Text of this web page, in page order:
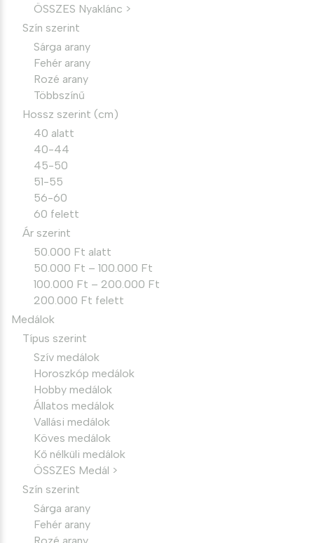
ÖSSZES Nyaklánc >
Szín szerint
Sárga arany
Fehér arany
Rozé arany
Többszínű
Hossz szerint (cm)
40 alatt
40-44
45-50
51-55
56-60
60 felett
Ár szerint
50.000 Ft alatt
50.000 Ft – 100.000 Ft
100.000 Ft – 200.000 Ft
200.000 Ft felett
Medálok
Típus szerint
Szív medálok
Horoszkóp medálok
Hobby medálok
Állatos medálok
Vallási medálok
Köves medálok
Kő nélküli medálok
ÖSSZES Medál >
Szín szerint
Sárga arany
Fehér arany
Rozé arany